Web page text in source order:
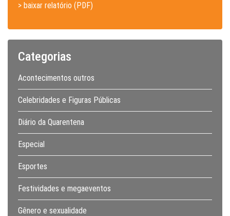
> baixar relatório (PDF)
Categorias
Acontecimentos outros
Celebridades e Figuras Públicas
Diário da Quarentena
Especial
Esportes
Festividades e megaeventos
Gênero e sexualidade